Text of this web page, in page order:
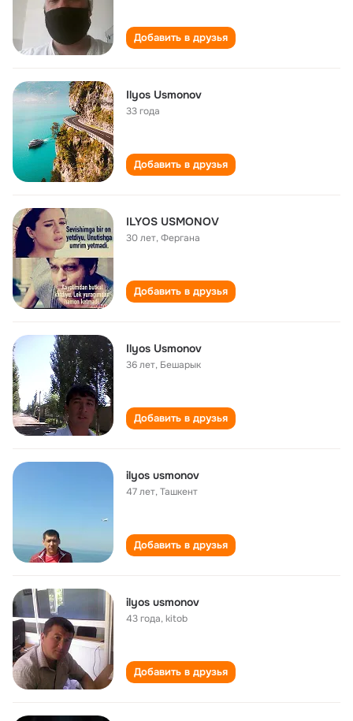
Добавить в друзья
Ilyos Usmonov
33 года
Добавить в друзья
ILYOS USMONOV
30 лет,Фергана
Добавить в друзья
Ilyos Usmonov
36 лет, Бешарык
Добавить в друзья
ilyos usmonov
47 лет,Ташкент
Добавить в друзья
ilyos usmonov
43 года,kitob
Добавить в друзья